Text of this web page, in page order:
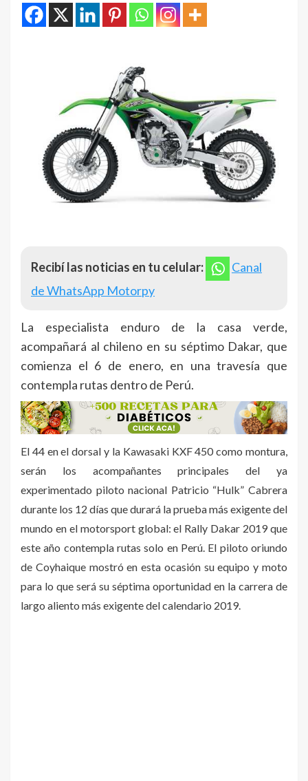
Recibí las noticias en tu celular:
Canal
de WhatsApp Motorpy
La especialista enduro de la casa verde,
acompañará al chileno en su séptimo Dakar, que
comienza el 6 de enero, en una travesía que
contempla rutas dentro de Perú.
El 44 en el dorsal y la Kawasaki KXF 450 como montura,
serán los acompañantes principales del ya
experimentado piloto nacional Patricio “Hulk” Cabrera
durante los 12 días que durará la prueba más exigente del
mundo en el motorsport global: el Rally Dakar 2019 que
este año contempla rutas solo en Perú. El piloto oriundo
de Coyhaique mostró en esta ocasión su equipo y moto
para lo que será su séptima oportunidad en la carrera de
largo aliento más exigente del calendario 2019.